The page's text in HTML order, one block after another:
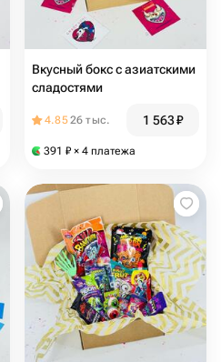
Вкусный бокс с азиатскими
сладостями
4.8526 тыс. 1 563₽
391 ₽ × 4 платежа